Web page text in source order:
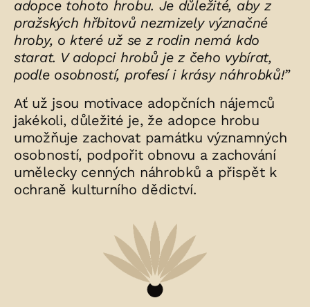
adopce tohoto hrobu. Je důležité, aby z
pražských hřbitovů nezmizely význačné
hroby, o které už se z rodin nemá kdo
starat. V adopci hrobů je z čeho vybírat,
podle osobností, profesí i krásy náhrobků!”
Ať už jsou motivace adopčních nájemců
jakékoli, důležité je, že adopce hrobu
umožňuje zachovat památku významných
osobností, podpořit obnovu a zachování
umělecky cenných náhrobků a přispět k
ochraně kulturního dědictví.